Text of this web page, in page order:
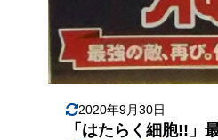
2020年9月30日
「はたらく細胞!!」